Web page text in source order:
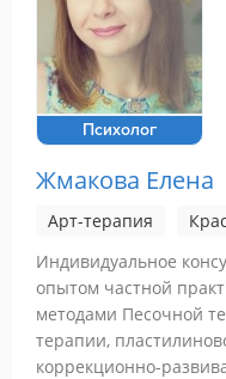
Психолог
Жмакова Елена
Арт-терапия
Индивидуальное
опытом частной
методами Песочной
терапии,
коррекционно-